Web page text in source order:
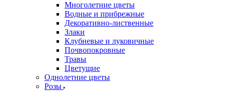
Многолетние цветы
Водные и прибрежные
Декоративно-лиственные
Злаки
Клубневые и луковичные
Почвопокровные
Травы
Цветущие
Однолетние цветы
Розы